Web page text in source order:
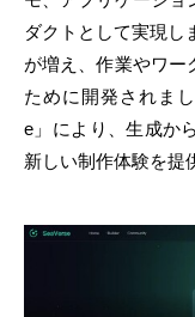
ダクトとして実現し
が増え、作業やワー
ために開発されま
e」により、生成か
新しい制作体験を提